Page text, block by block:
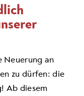
Neuerung an
zu dürfen: die
Ab diesem